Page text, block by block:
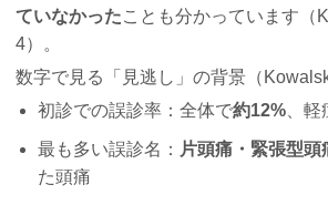
ていなかったことも分かっています（
4）。
数字で見る「見逃し」の背景（
初診での誤診率：全体で約12%、軽
最も多い誤診名： 片頭痛・緊張型頭
た頭痛